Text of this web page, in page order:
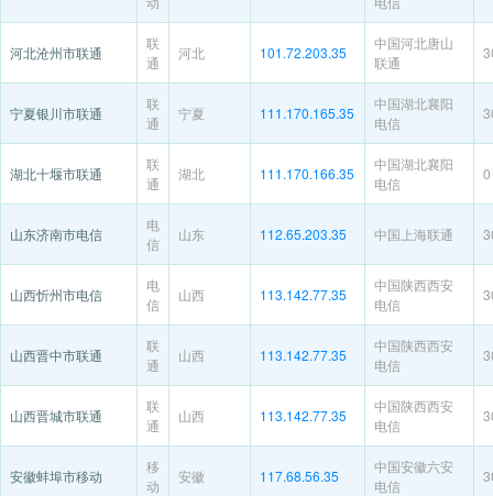
河北沧州市联通
联
通
河北 101.72.203.35
中国河北唐山
联通
宁夏银川市联通
联
通
宁夏 111.170.165.35
中国湖北襄阳
电信
湖北十堰市联通
联
通
湖北 111.170.166.35
中国湖北襄阳
电信
0
山东济南市电信
电
信
山东 112.65.203.35 中国上海联通
山西忻州市电信
电
信
山西 113.142.77.35
中国陕西西安
电信
山西晋中市联通
联
通
山西 113.142.77.35
中国陕西西安
电信
山西晋城市联通
联
通
山西 113.142.77.35
中国陕西西安
电信
安徽蚌埠市移动
移
动
安徽 117.68.56.35
中国安徽六安
电信